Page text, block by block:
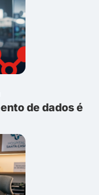
de dados é